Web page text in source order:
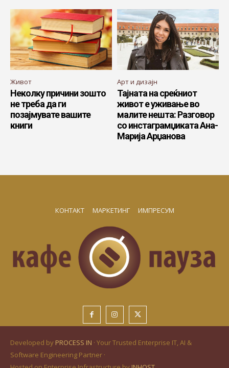
Живот
Неколку причини зошто
не треба да ги
позајмувате вашите
книги
Арт и дизајн
Тајната на среќниот
живот е уживање во
малите нешта: Разговор
со инстаграмџиката Ана-
Марија Арџанова
КОНТАКТ МАРКЕТИНГ ИМПРЕСУМ
Developed by PROCESS IN · Your Trusted Enterprise IT, AI &
Software Engineering Partner ·